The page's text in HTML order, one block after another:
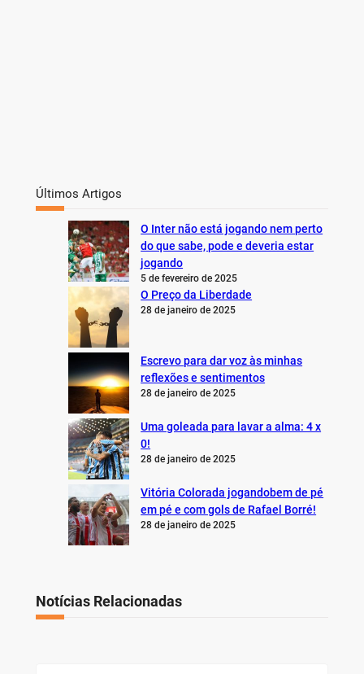
Últimos Artigos
O Inter não está jogando nem perto
do que sabe, pode e deveria estar
jogando
5 de fevereiro de 2025
O Preço da Liberdade
28 de janeiro de 2025
Escrevo para dar voz às minhas
reflexões e sentimentos
28 de janeiro de 2025
Uma goleada para lavar a alma: 4 x
0!
28 de janeiro de 2025
Vitória Colorada jogandobem de pé
em pé e com gols de Rafael Borré!
28 de janeiro de 2025
Notícias Relacionadas